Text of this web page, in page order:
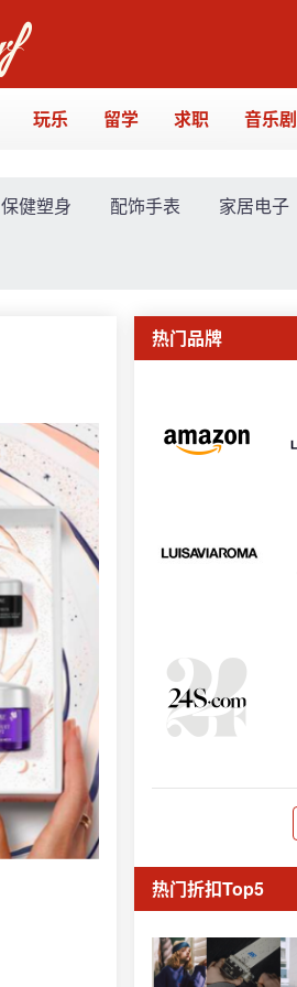
玩乐 留学 求职 音乐剧
保健塑身 配饰手表 家居电子
热门品牌
热门折扣Top5